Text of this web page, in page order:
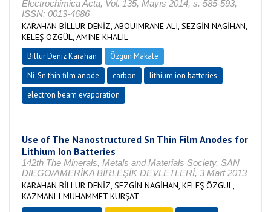
Electrochimica Acta, Vol. 135, Mayıs 2014, s. 585-593,
ISSN: 0013-4686
KARAHAN BİLLUR DENİZ, ABOUIMRANE ALI, SEZGİN NAGİHAN,
KELEŞ ÖZGÜL, AMINE KHALIL
Billur Deniz Karahan
Özgün Makale
Ni-Sn thin film anode
carbon
lithium ion batteries
electron beam evaporation
Use of The Nanostructured Sn Thin Film Anodes for
Lithium Ion Batteries
142th The Minerals, Metals and Materials Society, SAN
DIEGO/AMERİKA BİRLEŞİK DEVLETLERİ, 3 Mart 2013
KARAHAN BİLLUR DENİZ, SEZGİN NAGİHAN, KELEŞ ÖZGÜL,
KAZMANLI MUHAMMET KÜRŞAT